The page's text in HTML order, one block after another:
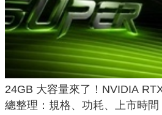
24GB 大容量來了！NVIDIA
總整理：規格、功耗、上市時間